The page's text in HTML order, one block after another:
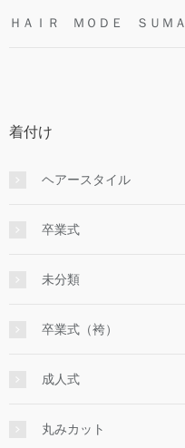
ＨＡＩＲ ＭＯＤＥ ＳＵＭＡ
着付け
ヘアースタイル
卒業式
未分類
卒業式（袴）
成人式
丸みカット